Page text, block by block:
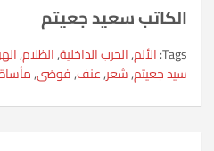
الكاتب سعيد جعيتم
Tags: الألم,الحرب الداخلية,الظلام,
سيد جعيتم,شعر,عنف,فوضى,